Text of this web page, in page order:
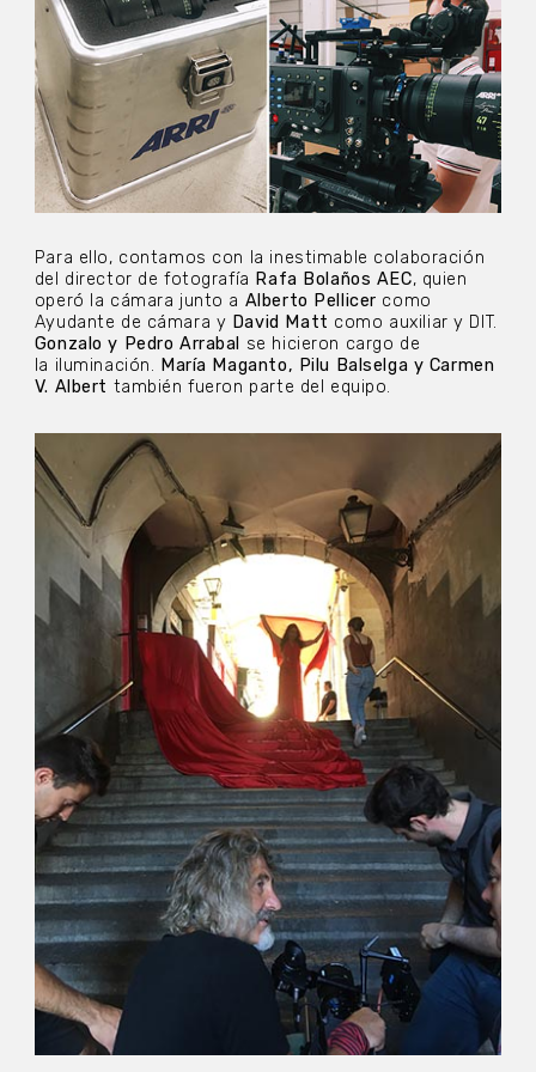
Para ello, contamos con la inestimable colaboración
del director de fotografía Rafa Bolaños AEC, quien
operó la cámara junto a Alberto Pellicer como
Ayudante de cámara y David Matt como auxiliar y DIT.
Gonzalo y Pedro Arrabal
se hicieron cargo de
la iluminación. María Maganto, Pilu Balselga y Carmen
V. Albert también fueron parte del equipo.